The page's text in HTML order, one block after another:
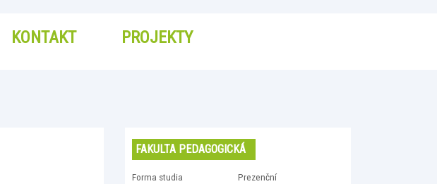
KONTAKT PROJEKTY
FAKULTA PEDAGOGICKÁ
Forma studia Prezenční